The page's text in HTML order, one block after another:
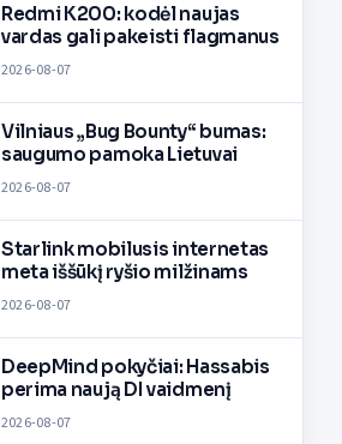
Redmi K200: kodėl naujas
vardas gali pakeisti flagmanus
2026-08-07
Vilniaus „Bug Bounty“ bumas:
saugumo pamoka Lietuvai
2026-08-07
Starlink mobilusis internetas
meta iššūkį ryšio milžinams
2026-08-07
DeepMind pokyčiai: Hassabis
perima naują DI vaidmenį
2026-08-07